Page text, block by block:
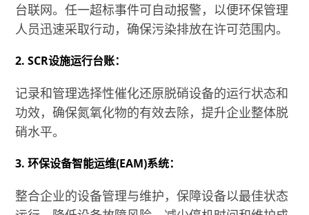
台联网。任一超标事件可自动报警，以便环保管理
人员迅速采取行动，确保污染排放在许可范围内。
2. SCR设施运行台账：
记录和管理选择性催化还原脱硝设备的运行状态和
功效，确保氮氧化物的有效去除，提升企业整体脱
硝水平。
3. 环保设备智能运维(EAM)系统：
整合企业的设备管理与维护，保障设备以最佳状态